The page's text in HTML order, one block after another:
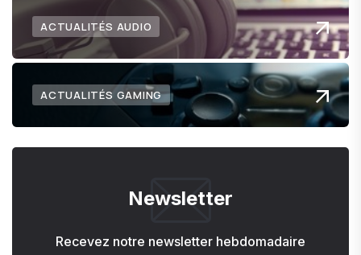
ACTUALITÉS AUDIO
ACTUALITÉS GAMING
Newsletter
Recevez notre newsletter hebdomadaire